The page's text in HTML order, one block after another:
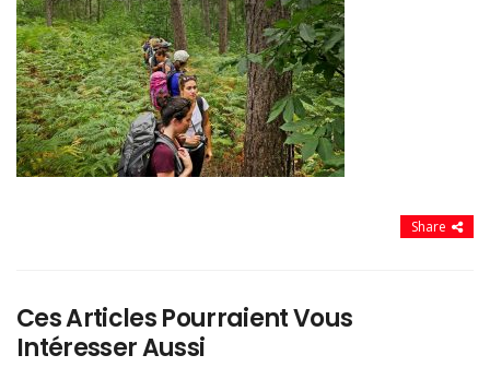
Share
Ces Articles Pourraient Vous
Intéresser Aussi